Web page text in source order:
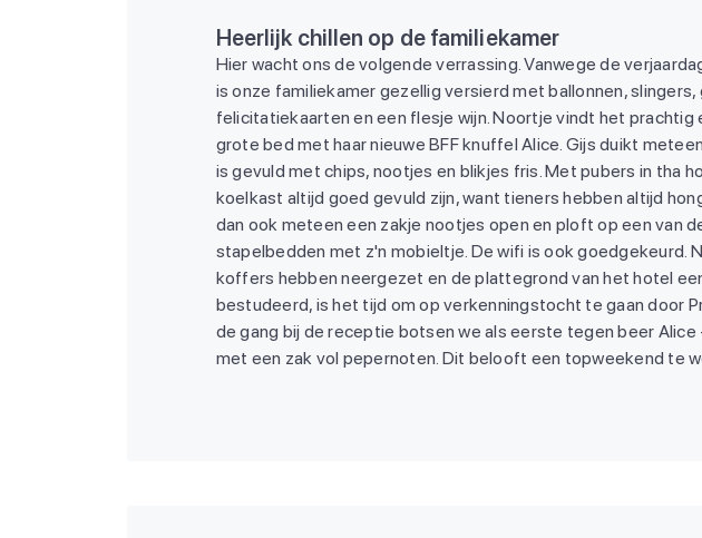
Heerlijk chillen op de familiekamer
Hier wacht ons de volgende verrassing. Vanwege de
is onze familiekamer gezellig versierd met ballonnen, slingers,
felicitatiekaarten en een flesje wijn. Noortje vindt het prachtig
grote bed met haar nieuwe BFF knuffel Alice. Gijs duikt
is gevuld met chips, nootjes en blikjes fris. Met pubers in tha
koelkast altijd goed gevuld zijn, want tieners hebben altijd
dan ook meteen een zakje nootjes open en ploft op een van
stapelbedden met z'n mobieltje. De wifi is ook goedgekeurd.
koffers hebben neergezet en de plattegrond van het hotel
bestudeerd, is het tijd om op verkenningstocht te gaan door
de gang bij de receptie botsen we als eerste tegen beer Alice
met een zak vol pepernoten. Dit belooft een topweekend te